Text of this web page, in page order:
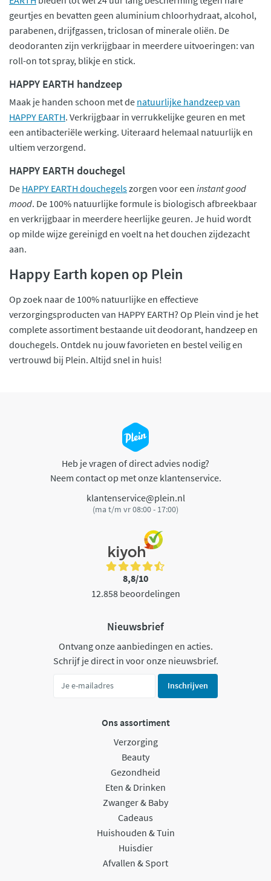
geurtjes en bevatten geen aluminium chloorhydraat, alcohol,
parabenen, drijfgassen, triclosan of minerale oliën. De
deodoranten zijn verkrijgbaar in meerdere uitvoeringen: van
roll-on tot spray, blikje en stick.
HAPPY EARTH handzeep
Maak je handen schoon met de natuurlijke handzeep van
HAPPY EARTH. Verkrijgbaar in verrukkelijke geuren en met
een antibacteriële werking. Uiteraard helemaal natuurlijk en
ultiem verzorgend.
HAPPY EARTH douchegel
De HAPPY EARTH douchegelszorgen voor een instant good
mood. De 100% natuurlijke formule is biologisch afbreekbaar
en verkrijgbaar in meerdere heerlijke geuren. Je huid wordt
op milde wijze gereinigd en voelt na het douchen zijdezacht
aan.
Happy Earth kopen op Plein
Op zoek naar de 100% natuurlijke en effectieve
verzorgingsproducten van HAPPY EARTH? Op Plein vind je het
complete assortiment bestaande uit deodorant, handzeep en
douchegels. Ontdek nu jouw favorieten en bestel veilig en
vertrouwd bij Plein. Altijd snel in huis!
Heb je vragen of direct advies nodig?
Neem contact op met onze klantenservice.
klantenservice@plein.nl
(ma t/m vr 08:00 - 17:00)
8,8/10
12.858 beoordelingen
Nieuwsbrief
Ontvang onze aanbiedingen en acties.
Schrijf je direct in voor onze nieuwsbrief.
Inschrijven
Ons assortiment
Verzorging
Beauty
Gezondheid
Eten & Drinken
Zwanger & Baby
Cadeaus
Huishouden & Tuin
Huisdier
Afvallen & Sport